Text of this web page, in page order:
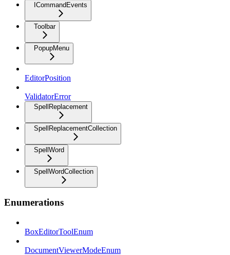
ICommandEvents
Toolbar
PopupMenu
EditorPosition
ValidatorError
SpellReplacement
SpellReplacementCollection
SpellWord
SpellWordCollection
Enumerations
BoxEditorToolEnum
DocumentViewerModeEnum